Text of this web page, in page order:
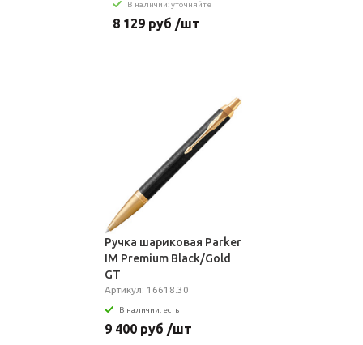
В наличии: уточняйте
8 129 руб /шт
Ручка шариковая Parker
IM Premium Black/Gold
GT
Артикул: 16618.30
В наличии: есть
9 400 руб /шт